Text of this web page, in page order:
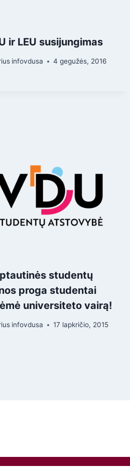
ir LEU susijungimas
infovdusa 4 gegužės, 2016
studentų
proga studentai
universiteto vairą!
infovdusa 17 lapkričio, 2015